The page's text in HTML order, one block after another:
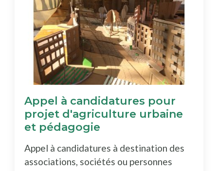
Appel à candidatures pour
projet d'agriculture urbaine
et pédagogie
Appel à candidatures à destination des
associations, sociétés ou personnes